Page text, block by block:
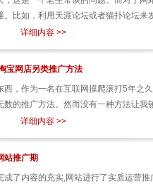
。比如，利用天涯论坛或者猫扑论坛来
详细内容 >>
宝网店另类推广方法
西，作为一名在互联网摸爬滚打5年之
数的推广方法。然而没有一种方法让我
详细内容 >>
站推广期
成了内容的充实,网站进行了实质运营